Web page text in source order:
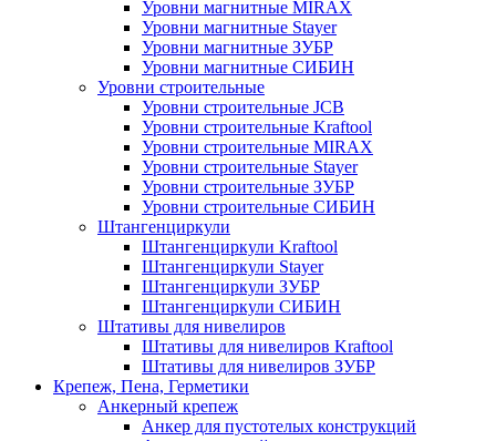
Уровни магнитные MIRAX
Уровни магнитные Stayer
Уровни магнитные ЗУБР
Уровни магнитные СИБИН
Уровни строительные
Уровни строительные JCB
Уровни строительные Kraftool
Уровни строительные MIRAX
Уровни строительные Stayer
Уровни строительные ЗУБР
Уровни строительные СИБИН
Штангенциркули
Штангенциркули Kraftool
Штангенциркули Stayer
Штангенциркули ЗУБР
Штангенциркули СИБИН
Штативы для нивелиров
Штативы для нивелиров Kraftool
Штативы для нивелиров ЗУБР
Крепеж, Пена, Герметики
Анкерный крепеж
Анкер для пустотелых конструкций